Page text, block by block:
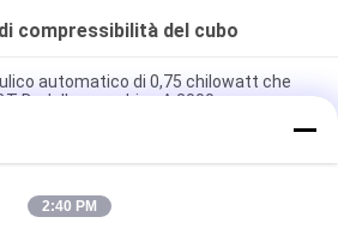
compressibilità del cubo
automatico di 0,75 chilowatt che
D- della macchina A 2000
della macchina di prova di
del mattone 40MPa
di Digital di controllo di computer
2:40 PM